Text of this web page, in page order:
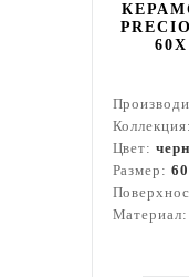
Коллекция:
Цвет:
Размер:
Материал: